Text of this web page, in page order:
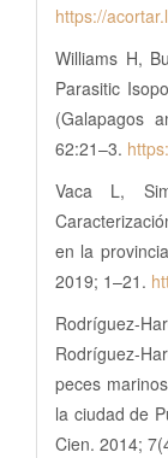
https://
Williams H,
Parasitic
(Galapagos
62:21–3.
Vaca L,
en la
2019; 1–21.
Rodríguez-
Rodríguez-
peces
la ciudad de
Cien. 2014;